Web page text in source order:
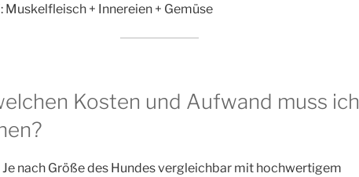
Muskelfleisch + Innereien + Gemüse
Kosten und Aufwand muss ich
Je nach Größe des Hundes vergleichbar mit hochwertigem